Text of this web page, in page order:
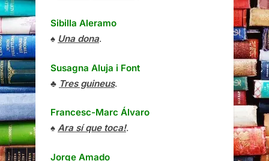
Sibilla Aleramo
♠ Una dona.
Susagna Aluja i Font
♣ Tres guineus.
Francesc-Marc Álvaro
♠ Ara sí que toca!.
Jorge Amado